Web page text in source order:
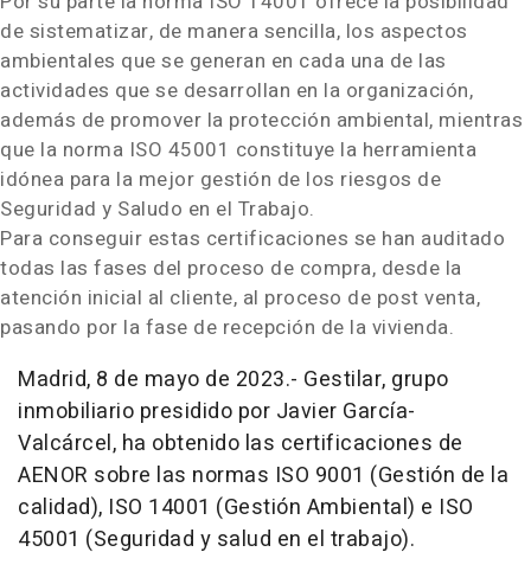
de sistematizar, de manera sencilla, los aspectos
ambientales que se generan en cada una de las
actividades que se desarrollan en la organización,
además de promover la protección ambiental, mientras
que la norma ISO 45001 constituye la herramienta
idónea para la mejor gestión de los riesgos de
Seguridad y Saludo en el Trabajo.
Para conseguir estas certificaciones se han auditado
todas las fases del proceso de compra, desde la
atención inicial al cliente, al proceso de post venta,
pasando por la fase de recepción de la vivienda.
Madrid, 8 de mayo de 2023.- Gestilar, grupo
inmobiliario presidido por Javier García-
Valcárcel, ha obtenido las certificaciones de
AENOR sobre las normas ISO 9001 (Gestión de la
calidad), ISO 14001 (Gestión Ambiental) e ISO
45001 (Seguridad y salud en el trabajo).